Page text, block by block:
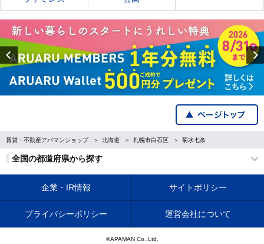
Previous
賃貸・不動産アパマンショップ 北海道 札幌市白石区 菊水七条
全国の都道府県から探す
企業・IR情報 サイトポリシー
プライバシーポリシー 運営会社について
©APAMAN Co.,Ltd.